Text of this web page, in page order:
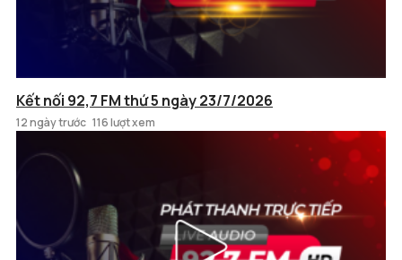
Kết nối 92,7 FM thứ 5 ngày 23/7/2026
12 ngày trước 116 lượt xem